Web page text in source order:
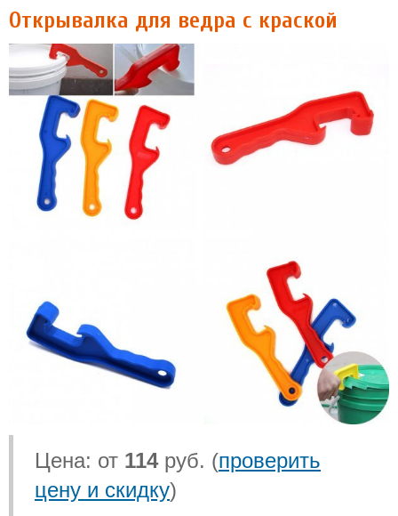
Открывалка для ведра с краской
Цена: от 114руб. (проверить
цену и скидку)